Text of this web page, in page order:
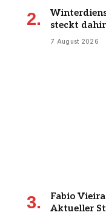
steckt
7 August 2026
Fabio
Aktueller